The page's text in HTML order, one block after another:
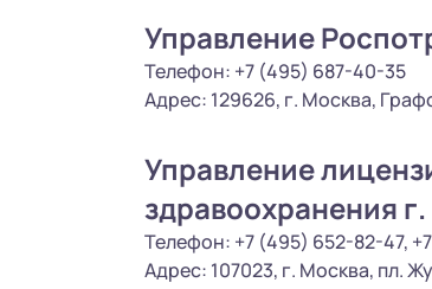
Управление
Телефон: +7 (495) 687-40-35
Адрес: 129626, г. Москва,
Управление
здравоохранения
Телефон: +7 (495) 652-82-47,
Адрес: 107023, г. Москва, пл.